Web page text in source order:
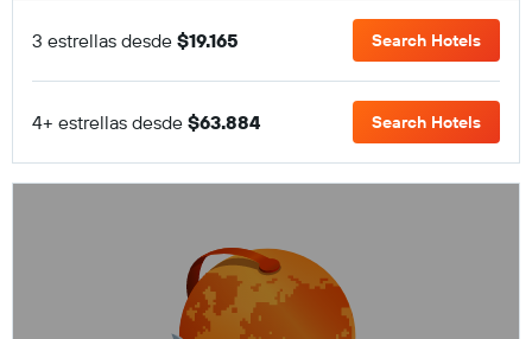
3 estrellas desde $19.165 Search Hotels
4+ estrellas desde $63.884 Search Hotels